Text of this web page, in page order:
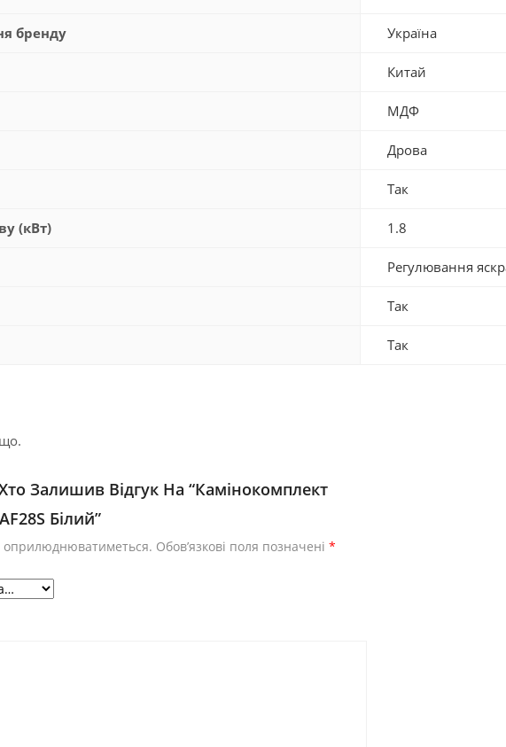
бренду Україна
Китай
МДФ
Дрова
Так
(кВт) 1.8
Регулювання
Так
Так
Залишив Відгук На “Камінокомплект
Білий”
Обов’язкові поля позначені *